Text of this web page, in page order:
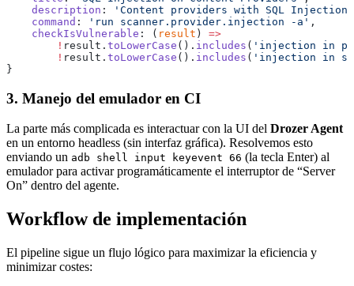
    description
:
'Content providers with SQL
    command
: 'run scanner.provider.injection -a' ,
    checkIsVulnerable
: ( result ) =>
        !
result. toLowerCase (). includes ( 'injection in
        !
result. toLowerCase (). includes ( 'injection in
}
3. Manejo del emulador en CI
La parte más complicada es interactuar con la UI del Drozer Agent
en un entorno headless (sin interfaz gráfica). Resolvemos esto
enviando un adb shell input keyevent 66 (la tecla Enter) al
emulador para activar programáticamente el interruptor de “Server
On” dentro del agente.
Workflow de implementación
El pipeline sigue un flujo lógico para maximizar la eficiencia y
minimizar costes: